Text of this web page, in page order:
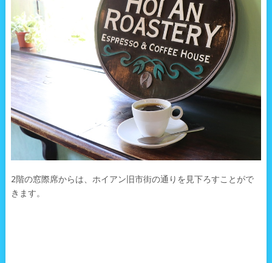
2階の窓際席からは、ホイアン旧市街の通りを見下ろすことがで
きます。